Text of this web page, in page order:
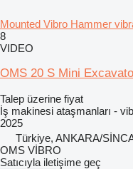
Mounted Vibro Hammer
8
VIDEO
OMS 20 S Mini
Talep üzerine fiyat
İş makinesi ataşmanları -
2025
Türkiye, ANKARA/
OMS VİBRO
Satıcıyla iletişime geç